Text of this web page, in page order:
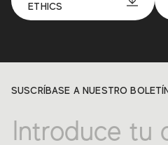
ETHICS
SUSCRÍBASE A NUESTRO